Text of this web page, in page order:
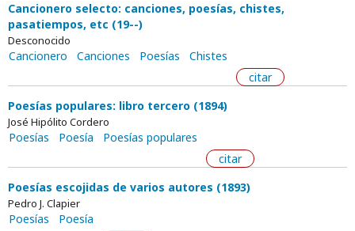
Cancionero selecto: canciones, poesías, chistes,
pasatiempos, etc (19--)
Desconocido
Cancionero Canciones Poesías
Chistes
citar
Poesías populares: libro tercero (1894)
José Hipólito Cordero
Poesías Poesía
Poesías populares
citar
Poesías escojidas de varios autores (1893)
Pedro J. Clapier
Poesías
Poesía